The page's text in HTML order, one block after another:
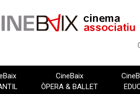
CineBaix
ÒPERA & BALLET